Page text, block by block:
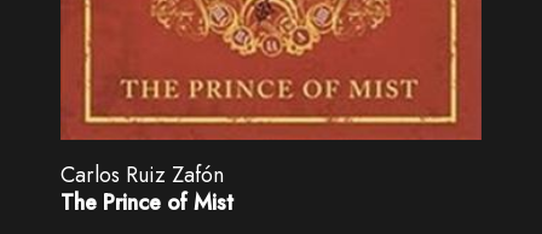
Carlos Ruiz Zafón
The Prince of Mist